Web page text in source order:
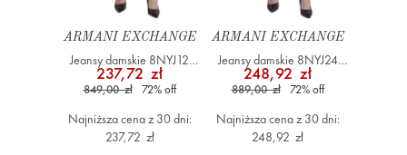
ARMANI EXCHANGE
Jeansy damskie 8NYJ12
YWWWZ Granatowy
237,72 zł
849,00 zł 72%off
Najniższa cena z 30 dni:
237,72 zł
ARMANI EXCHANGE
Jeansy damskie 8NYJ24
YWWWZ Granatowy
248,92 zł
889,00 zł 72%off
Najniższa cena z 30 dni:
248,92 zł